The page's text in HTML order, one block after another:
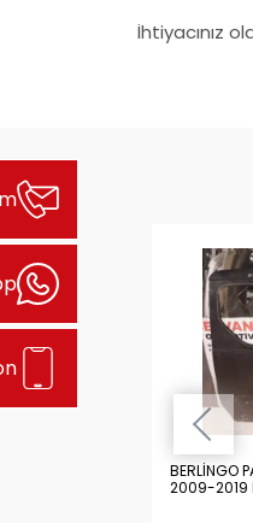
İhtiyacınız
BERLİNGO
2009-2019